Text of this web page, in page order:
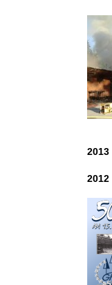
2013
2012